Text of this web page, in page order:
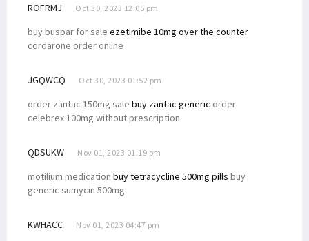
ROFRMJ Oct 30, 2023 12:05 pm
buy buspar for sale ezetimibe 10mg over the counter
cordarone order online
JGQWCQ Oct 30, 2023 01:52 pm
order zantac 150mg sale buy zantac generic order
celebrex 100mg without prescription
QDSUKW Nov 01, 2023 01:19 pm
motilium medication buy tetracycline 500mg pills buy
generic sumycin 500mg
KWHACC Nov 01, 2023 04:47 pm